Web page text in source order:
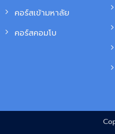
คอร์สเข้ามหาลัย
คอร์สคอมโบ